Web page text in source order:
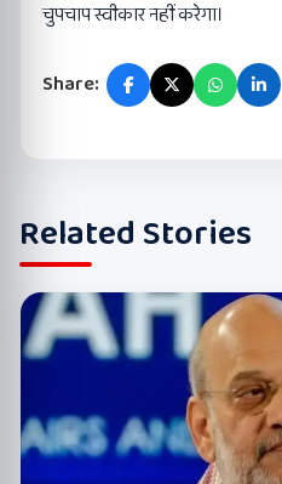
चुपचाप स्वीकार नहीं करेगा।
Share:
Related Stories